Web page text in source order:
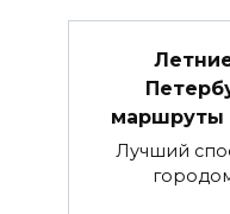
маршруты
Лучший